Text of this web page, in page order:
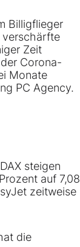
Billigflieger
verschärfte
Zeit
Corona-
Monate
PC Agency.
steigen
auf 7,08
zeitweise
die